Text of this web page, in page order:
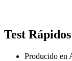
Test
Producido